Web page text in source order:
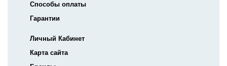
Способы оплаты
Гарантии
Личный Кабинет
Карта сайта